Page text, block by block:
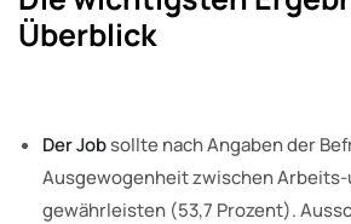
Überblick
Der Jobsollte nach Angaben der
Ausgewogenheit zwischen
gewährleisten (53,7 Prozent).